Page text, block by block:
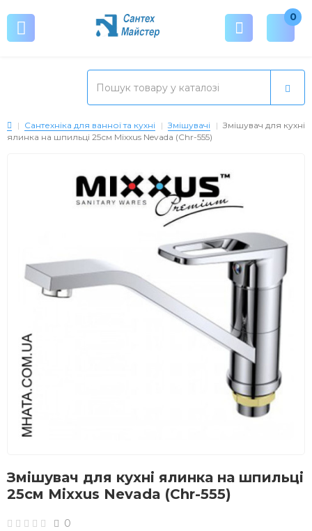
0
Сантехніка для ванної та кухні Змішувачі
Змішувач для кухні
ялинка на шпильці 25см Mixxus Nevada (Chr-555)
Змішувач для кухні ялинка на шпильці
25см Mixxus Nevada (Chr-555)
0